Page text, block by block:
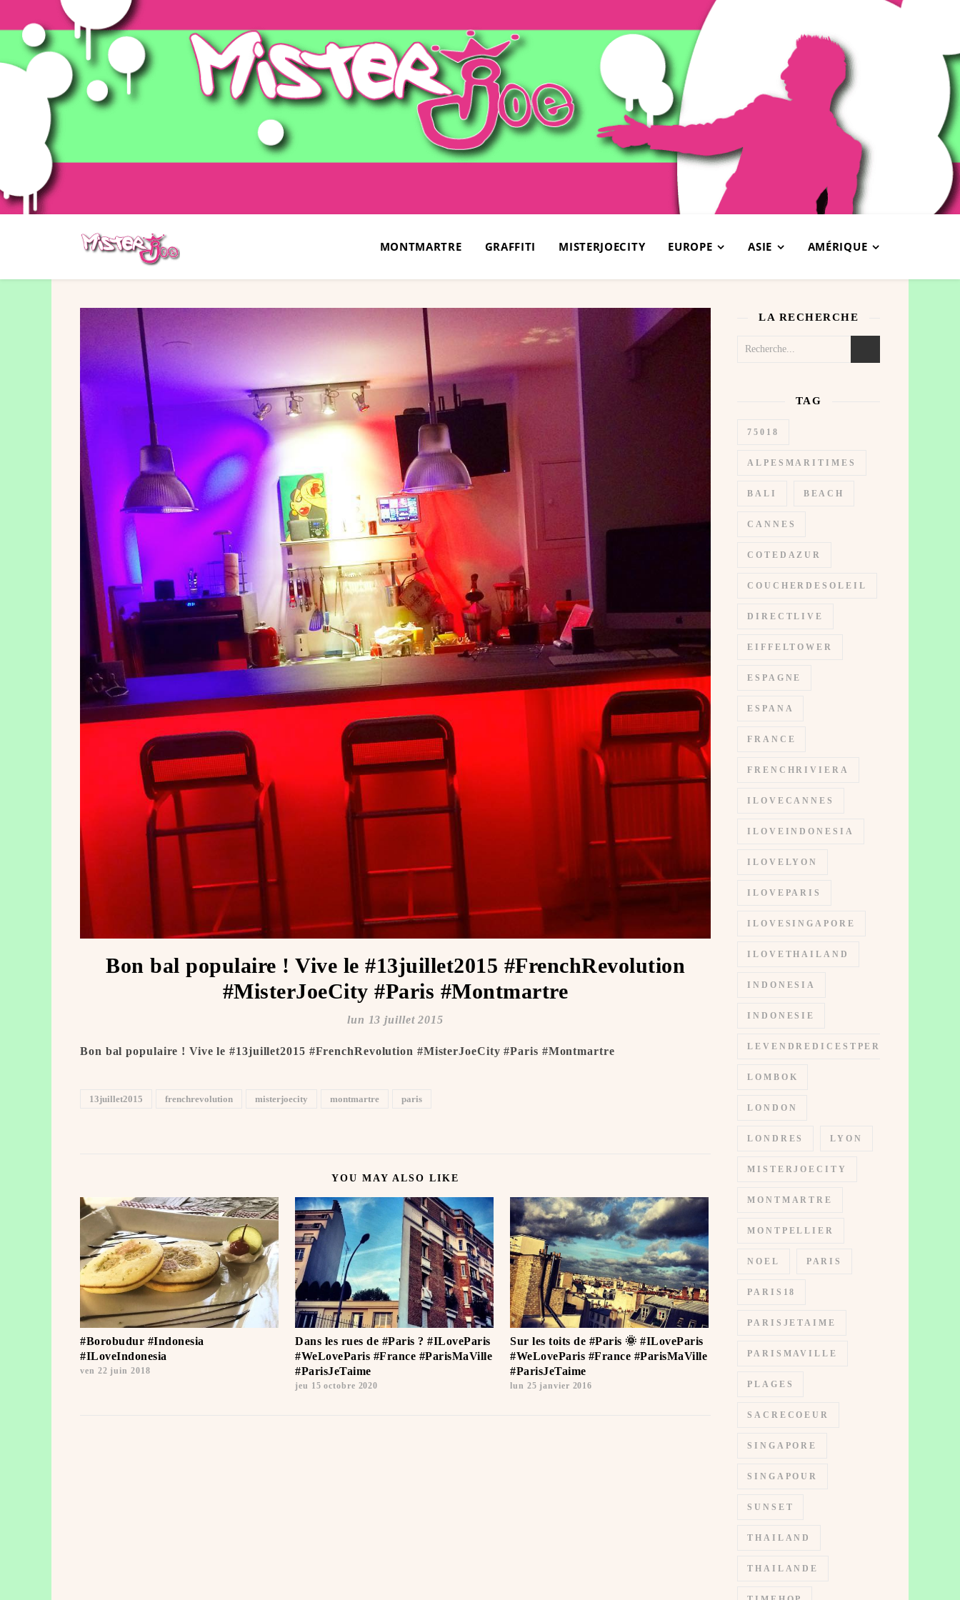
MONTMARTRE GRAFFITI MISTERJOECITY EUROPE ASIE AMÉRIQUE
Bon bal populaire ! Vive le #13juillet2015 #FrenchRevolution
#MisterJoeCity #Paris #Montmartre
lun 13 juillet 2015
Bon bal populaire ! Vive le #13juillet2015 #FrenchRevolution #MisterJoeCity #Paris #Montmartre
13juillet2015 frenchrevolution misterjoecity montmartre paris
YOU MAY ALSO LIKE
#Borobudur #Indonesia
#ILoveIndonesia ️ ️
ven 22 juin 2018
Dans les rues de #Paris ? #ILoveParis
#WeLoveParis #France #ParisMaVille
#ParisJeTaime ️
jeu 15 octobre 2020
Sur les toits de #Paris 🌞 #ILoveParis
#WeLoveParis #France #ParisMaVille
#ParisJeTaime ️
lun 25 janvier 2016
LA RECHERCHE
TAG
75018
ALPESMARITIMES
BALI BEACH
CANNES
COTEDAZUR
COUCHERDESOLEIL
DIRECTLIVE
EIFFELTOWER
ESPAGNE
ESPANA
FRANCE
FRENCHRIVIERA
ILOVECANNES
ILOVEINDONESIA
ILOVELYON
ILOVEPARIS
ILOVESINGAPORE
ILOVETHAILAND
INDONESIA
INDONESIE
LEVENDREDICESTPERMIS
LOMBOK
LONDON
LONDRES LYON
MISTERJOECITY
MONTMARTRE
MONTPELLIER
NOEL PARIS
PARIS18
PARISJETAIME
PARISMAVILLE
PLAGES
SACRECOEUR
SINGAPORE
SINGAPOUR
SUNSET
THAILAND
THAILANDE